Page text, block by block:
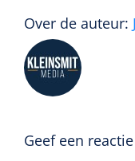
Over de auteur:
Geef een reactie